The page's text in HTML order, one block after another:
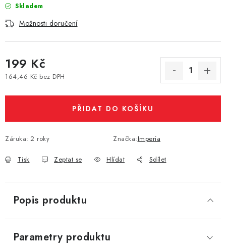
PŘÍSLUŠENSTVÍ
Vše o nákupu
Recenze
Kontakty
Prodejny
Skladem
Možnosti doručení
199 Kč
164,46 Kč bez DPH
PŘIDAT DO KOŠÍKU
Záruka: 2 roky Značka:Imperia
Tisk Zeptat se Hlídat Sdílet
Popis produktu
Parametry produktu